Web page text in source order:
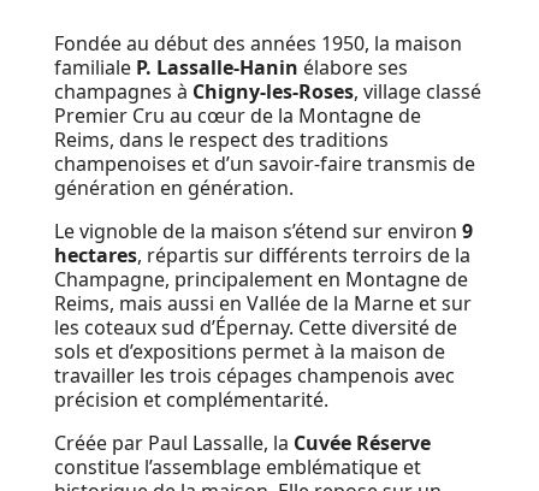
Fondée au début des années 1950, la maison
familiale P. Lassalle-Hanin élabore ses
champagnes à Chigny-les-Roses, village classé
Premier Cru au cœur de la Montagne de
Reims, dans le respect des traditions
champenoises et d’un savoir-faire transmis de
génération en génération.
Le vignoble de la maison s’étend sur environ 9
hectares, répartis sur différents terroirs de la
Champagne, principalement en Montagne de
Reims, mais aussi en Vallée de la Marne et sur
les coteaux sud d’Épernay. Cette diversité de
sols et d’expositions permet à la maison de
travailler les trois cépages champenois avec
précision et complémentarité.
Créée par Paul Lassalle, la Cuvée Réserve
constitue l’assemblage emblématique et